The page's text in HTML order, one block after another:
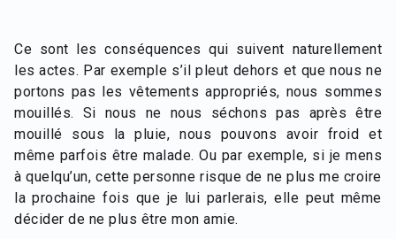
Ce sont les conséquences qui suivent naturellement
les actes. Par exemple s’il pleut dehors et que nous ne
portons pas les vêtements appropriés, nous sommes
mouillés. Si nous ne nous séchons pas après être
mouillé sous la pluie, nous pouvons avoir froid et
même parfois être malade. Ou par exemple, si je mens
à quelqu’un, cette personne risque de ne plus me croire
la prochaine fois que je lui parlerais, elle peut même
décider de ne plus être mon amie.